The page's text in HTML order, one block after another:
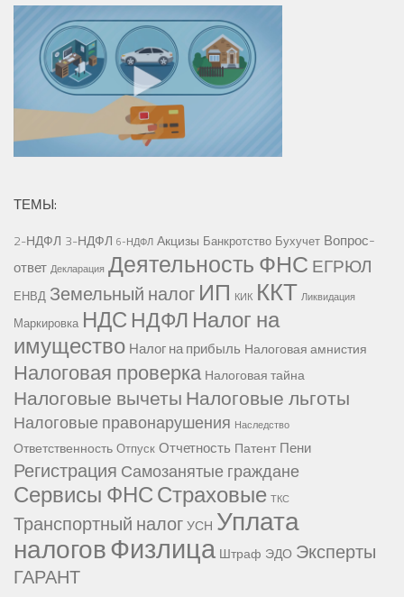
ТЕМЫ:
2-НДФЛ 3-НДФЛ 6-НДФЛ Акцизы Банкротство Бухучет Вопрос-
ответ Декларация Деятельность ФНС ЕГРЮЛ
ЕНВД Земельный налог ИП КИК ККТ Ликвидация
Маркировка НДС НДФЛ Налог на
имущество Налог на прибыль Налоговая амнистия
Налоговая проверка Налоговая тайна
Налоговые вычетыНалоговые льготы
Налоговые правонарушения Наследство
Ответственность Отпуск Отчетность Патент Пени
Регистрация Самозанятые граждане
Сервисы ФНССтраховые ТКС
Транспортный налогУСН Уплата
налоговФизлица Штраф ЭДО Эксперты
ГАРАНТ